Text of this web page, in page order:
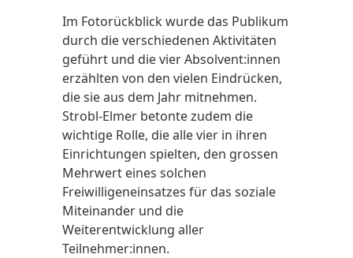
Im Fotorückblick wurde das Publikum
durch die verschiedenen Aktivitäten
geführt und die vier Absolvent:innen
erzählten von den vielen Eindrücken,
die sie aus dem Jahr mitnehmen.
Strobl-Elmer betonte zudem die
wichtige Rolle, die alle vier in ihren
Einrichtungen spielten, den grossen
Mehrwert eines solchen
Freiwilligeneinsatzes für das soziale
Miteinander und die
Weiterentwicklung aller
Teilnehmer:innen.